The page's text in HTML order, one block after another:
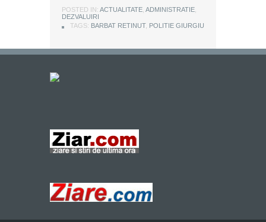
POSTED IN: ACTUALITATE ADMINISTRATIE
DEZVALUIRI
TAGS: BARBAT RETINUT, POLITIE GIURGIU